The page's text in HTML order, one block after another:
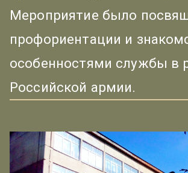
Мероприятие было
профориентации и
особенностями службы в
Российской армии.